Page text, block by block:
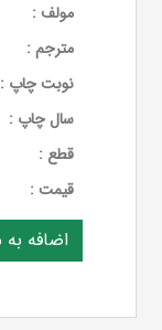
مولف :
مترجم :
نوبت چاپ :
سال چاپ :
قطع :
قيمت :